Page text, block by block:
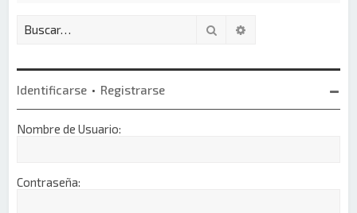
Buscar
Identificarse • Registrarse
Nombre de Usuario:
Contraseña: